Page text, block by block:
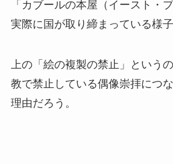
「カブールの本屋（イースト・
実際に国が取り締まっている様
上の「絵の複製の禁止」という
教で禁止している偶像崇拝につ
理由だろう。